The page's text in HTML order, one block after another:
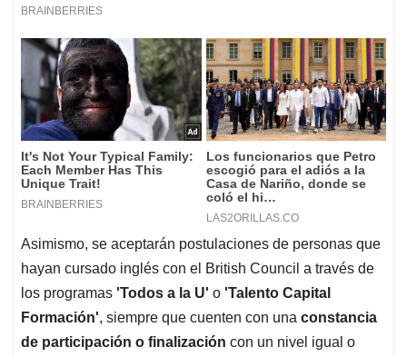
Asimismo, se aceptarán postulaciones de personas que
hayan cursado inglés con el British Council a través de
los programas 'Todos a la U' o 'Talento Capital
Formación', siempre que cuenten con una constancia
de participación o finalización con un nivel igual o